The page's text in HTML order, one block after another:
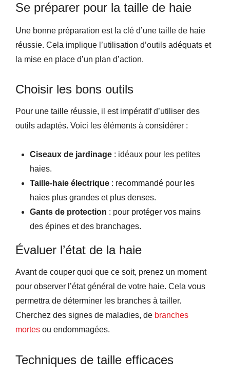
Se préparer pour la taille de haie
Une bonne préparation est la clé d’une taille de haie
réussie. Cela implique l’utilisation d’outils adéquats et
la mise en place d’un plan d’action.
Choisir les bons outils
Pour une taille réussie, il est impératif d’utiliser des
outils adaptés. Voici les éléments à considérer :
Ciseaux de jardinage : idéaux pour les petites
haies.
Taille-haie électrique : recommandé pour les
haies plus grandes et plus denses.
Gants de protection : pour protéger vos mains
des épines et des branchages.
Évaluer l’état de la haie
Avant de couper quoi que ce soit, prenez un moment
pour observer l’état général de votre haie. Cela vous
permettra de déterminer les branches à tailler.
Cherchez des signes de maladies, de branches
mortes ou endommagées.
Techniques de taille efficaces